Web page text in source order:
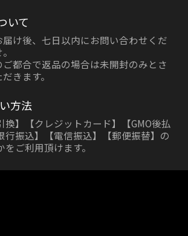
いて
届け後、七日以内にお問い合わせくだ
ご都合で返品の場合は未開封のみとさ
きます。
方法
換】【クレジットカード】【GMO後払
行振込】【電信振込】【郵便振替】の
をご利用頂けます。